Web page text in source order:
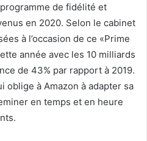
de fidélité et
en 2020. Selon le cabinet
à l’occasion de ce «Prime
année avec les 10 milliards
de 43% par rapport à 2019.
oblige à Amazon à adapter sa
en temps et en heure